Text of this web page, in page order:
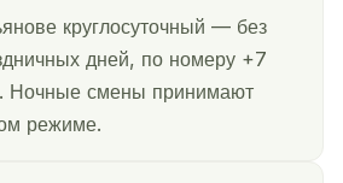
круглосуточный — без
дней, по номеру +7
Ночные смены принимают
режиме.